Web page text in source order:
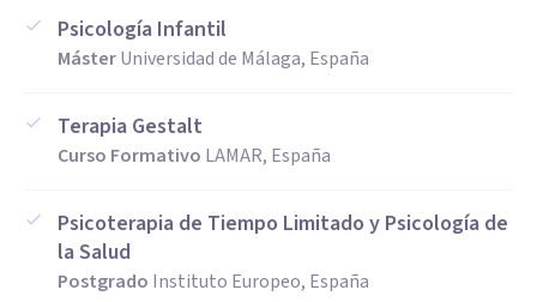
Psicología Infantil
MásterUniversidad de Málaga, España
Terapia Gestalt
Curso Formativo LAMAR, España
Psicoterapia de Tiempo Limitado y Psicología de
la Salud
Postgrado Instituto Europeo, España